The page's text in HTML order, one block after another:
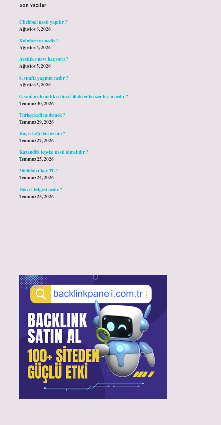
Son Yazılar
Clickbait nasıl yapılır ?
Ağustos 6, 2026
Kuluforniya nedir ?
Ağustos 6, 2026
Avcılık sınavı kaç soru ?
Ağustos 5, 2026
8. sınıfta yağmur nedir ?
Ağustos 3, 2026
6. sınıf matematik cebirsel ifadeler benzer terim nedir ?
Temmuz 30, 2026
Türkçe kedi ne demek ?
Temmuz 29, 2026
Koç erkeği flörtöz mü ?
Temmuz 27, 2026
Kazandibi tepsisi nasıl olmalıdır ?
Temmuz 25, 2026
3000dolar kaç TL ?
Temmuz 24, 2026
Hüccet belgesi nedir ?
Temmuz 23, 2026